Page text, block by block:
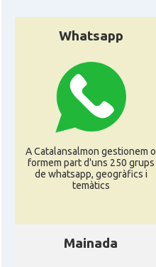
Whatsapp
A Catalansalmon gestionem o
formem part d'uns 250 grups
de whatsapp, geogràfics i
temàtics
Mainada